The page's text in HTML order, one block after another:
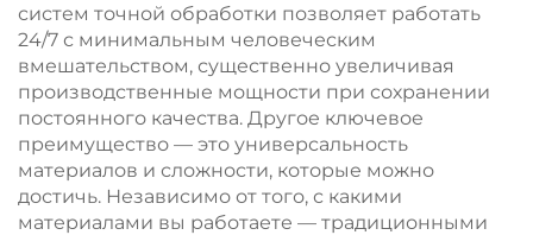
систем точной обработки позволяет работать
24/7 с минимальным человеческим
вмешательством, существенно увеличивая
производственные мощности при сохранении
постоянного качества. Другое ключевое
преимущество — это универсальность
материалов и сложности, которые можно
достичь. Независимо от того, с какими
материалами вы работаете — традиционными